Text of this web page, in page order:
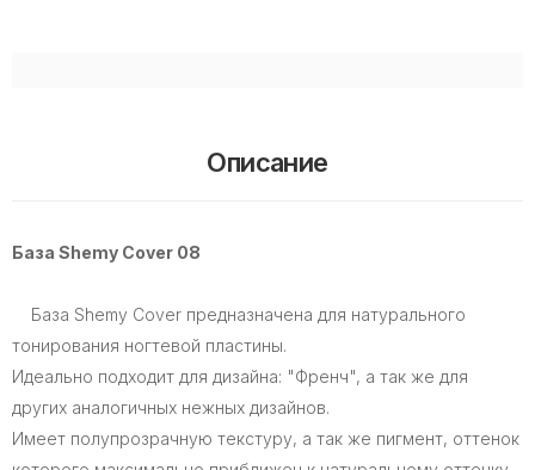
Описание
База Shemy Cover 08
База Shemy Cover предназначена для натурального
тонирования ногтевой пластины.
Идеально подходит для дизайна: "Френч", а так же для
других аналогичных нежных дизайнов.
Имеет полупрозрачную текстуру, а так же пигмент, оттенок